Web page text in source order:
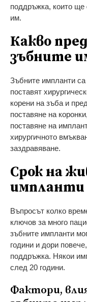
поддръжка, които ще
им.
Какво
зъбните
Зъбните импланти са
поставят
корени на зъба и
поставяне на
поставяне на
хирургичното
заздравяване.
Срок на
импланти
Въпросът колко
ключов за много
зъбните импланти
години и дори
поддръжка. Някои
след 20 години.
Фактори,